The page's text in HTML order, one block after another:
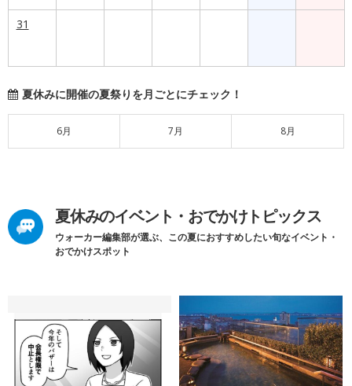
31
夏休みに開催の夏祭りを月ごとにチェック！
6月 7月 8月
夏休みのイベント・おでかけトピックス
ウォーカー編集部が選ぶ、この夏におすすめしたい旬なイベント・
おでかけスポット